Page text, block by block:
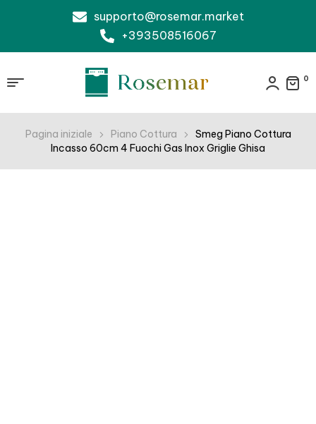
supporto@rosemar.market
+393508516067
0
Pagina iniziale Piano Cottura
Smeg Piano Cottura
Incasso 60cm 4 Fuochi Gas Inox Griglie Ghisa